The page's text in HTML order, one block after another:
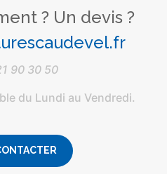
? Un devis ?
90 30 50
du Lundi au Vendredi.